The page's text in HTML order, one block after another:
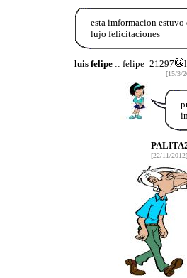
esta imformacion estuvo
lujo felicitaciones
luis felipe :: felipe_21297
[15/3/
[22/11/